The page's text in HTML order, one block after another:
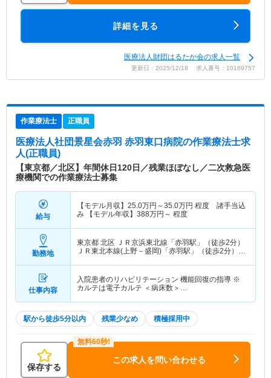
詳細を見る
医療法人財団はるたか会の求人一覧
更新日：2025/12/18 求人番号：10169757
作業療法士 正職員
医療法人社団景星会赤羽 赤羽東口病院の作業療法士求
人(正職員)
【東京都／北区】年間休日120日／残業ほぼなし／二次救急医
療機関での作業療法士募集
給与
【モデル月収】 25.0万円～35.0万円 程度 諸手当込
み 【モデル年収】 388万円～ 程度
勤務地
東京都 北区 ＪＲ京浜東北線「赤羽駅」（徒歩2分）
ＪＲ東北本線(上野－盛岡)「赤羽駅」（徒歩2分）
仕事内容
入院患者のリハビリテーション 機能回復の指導 ※
カルテは電子カルテ ＜病床数＞…
駅から徒歩5分以内 残業少なめ 積極採用中
保存する
この求人を問い合わせる